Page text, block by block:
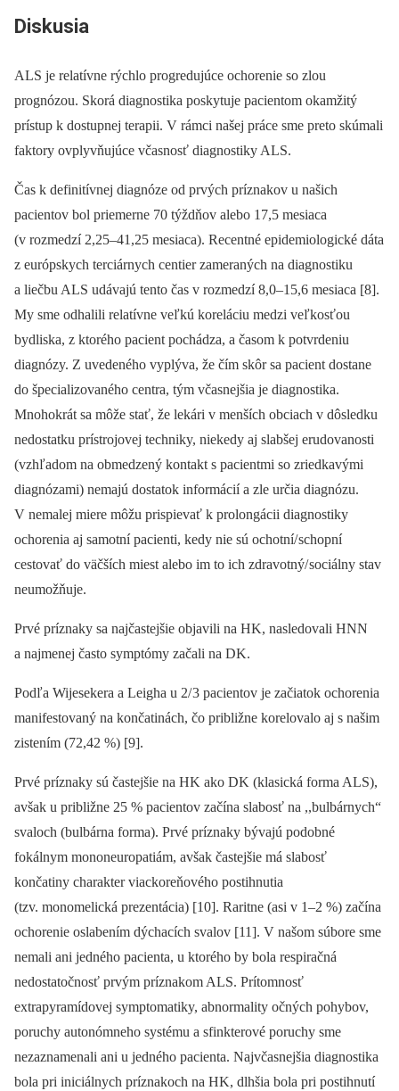
Diskusia
ALS je relatívne rýchlo progredujúce ochorenie so zlou
prognózou. Skorá diagnostika poskytuje pacientom okamžitý
prístup k dostupnej terapii. V rámci našej práce sme preto skúmali
faktory ovplyvňujúce včasnosť diagnostiky ALS.
Čas k definitívnej diagnóze od prvých príznakov u našich
pacientov bol priemerne 70 týždňov alebo 17,5 mesiaca
(v rozmedzí 2,25–41,25 mesiaca). Recentné epidemiologické dáta
z európskych terciárnych centier zameraných na diagnostiku
a liečbu ALS udávajú tento čas v rozmedzí 8,0–15,6 mesiaca [8].
My sme odhalili relatívne veľkú koreláciu medzi veľkosťou
bydliska, z ktorého pacient pochádza, a časom k potvrdeniu
diagnózy. Z uvedeného vyplýva, že čím skôr sa pacient dostane
do špecializovaného centra, tým včasnejšia je diagnostika.
Mnohokrát sa môže stať, že lekári v menších obciach v dôsledku
nedostatku prístrojovej techniky, niekedy aj slabšej erudovanosti
(vzhľadom na obmedzený kontakt s pacientmi so zriedkavými
diagnózami) nemajú dostatok informácií a zle určia diagnózu.
V nemalej miere môžu prispievať k prolongácii diagnostiky
ochorenia aj samotní pacienti, kedy nie sú ochotní/ schopní
cestovať do väčších miest alebo im to ich zdravotný/ sociálny stav
neumožňuje.
Prvé príznaky sa najčastejšie objavili na HK, nasledovali HNN
a najmenej často symptómy začali na DK.
Podľa Wijesekera a Leigha u 2/ 3 pacientov je začiatok ochorenia
manifestovaný na končatinách, čo približne korelovalo aj s našim
zistením (72,42 %) [9].
Prvé príznaky sú častejšie na HK ako DK (klasická forma ALS),
avšak u približne 25 % pacientov začína slabosť na ,,bulbárnych“
svaloch (bulbárna forma). Prvé príznaky bývajú podobné
fokálnym mononeuropatiám, avšak častejšie má slabosť
končatiny charakter viackoreňového postihnutia
(tzv. monomelická prezentácia) [10]. Raritne (asi v 1–2 %) začína
ochorenie oslabením dýchacích svalov [11]. V našom súbore sme
nemali ani jedného pacienta, u ktorého by bola respiračná
nedostatočnosť prvým príznakom ALS. Prítomnosť
extrapyramídovej symptomatiky, abnormality očných pohybov,
poruchy autonómneho systému a sfinkterové poruchy sme
nezaznamenali ani u jedného pacienta. Najvčasnejšia diagnostika
bola pri iniciálnych príznakoch na HK, dlhšia bola pri postihnutí